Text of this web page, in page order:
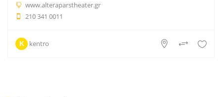
www.alteraparstheater.gr
210 341 0011
K kentro